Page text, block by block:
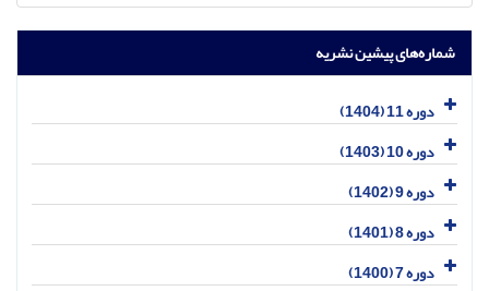
شماره‌های پیشین نشریه
دوره 11 (1404)
دوره 10 (1403)
دوره 9 (1402)
دوره 8 (1401)
دوره 7 (1400)